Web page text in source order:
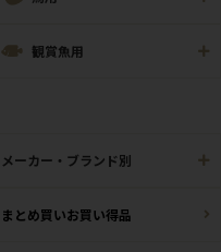
観賞魚用
メーカー・ブランド別
まとめ買いお買い得品